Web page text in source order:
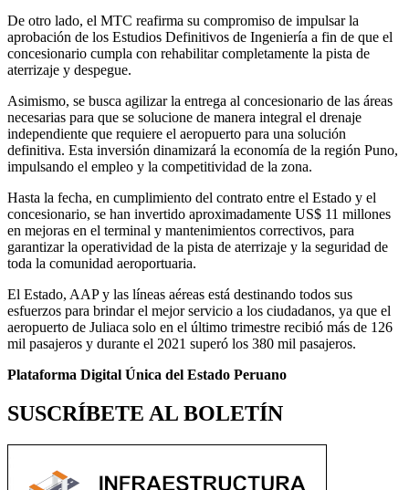
De otro lado, el MTC reafirma su compromiso de impulsar la
aprobación de los Estudios Definitivos de Ingeniería a fin de que el
concesionario cumpla con rehabilitar completamente la pista de
aterrizaje y despegue.
Asimismo, se busca agilizar la entrega al concesionario de las áreas
necesarias para que se solucione de manera integral el drenaje
independiente que requiere el aeropuerto para una solución
definitiva. Esta inversión dinamizará la economía de la región Puno,
impulsando el empleo y la competitividad de la zona.
Hasta la fecha, en cumplimiento del contrato entre el Estado y el
concesionario, se han invertido aproximadamente US$ 11 millones
en mejoras en el terminal y mantenimientos correctivos, para
garantizar la operatividad de la pista de aterrizaje y la seguridad de
toda la comunidad aeroportuaria.
El Estado, AAP y las líneas aéreas está destinando todos sus
esfuerzos para brindar el mejor servicio a los ciudadanos, ya que el
aeropuerto de Juliaca solo en el último trimestre recibió más de 126
mil pasajeros y durante el 2021 superó los 380 mil pasajeros.
Plataforma Digital Única del Estado Peruano
SUSCRÍBETE AL BOLETÍN